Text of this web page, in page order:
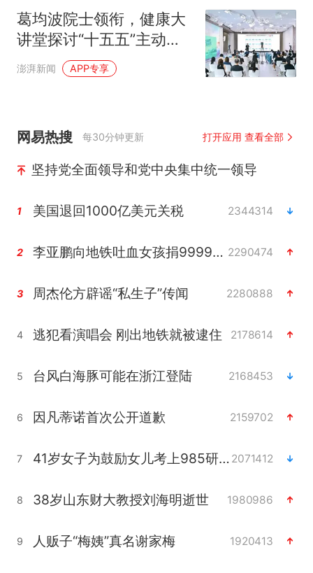
葛均波院士领衔，健康大
讲堂探讨“十五五”主动健
康新叙事
澎湃新闻 APP专享
网易热搜 每30分钟更新 打开应用 查看全部
坚持党全面领导和党中央集中统一领导
1 美国退回1000亿美元关税 2344314
2 李亚鹏向地铁吐血女孩捐99999元 2290474
3 周杰伦方辟谣“私生子”传闻 2280888
4 逃犯看演唱会 刚出地铁就被逮住 2178614
5 台风白海豚可能在浙江登陆 2168453
6 因凡蒂诺首次公开道歉 2159702
7 41岁女子为鼓励女儿考上985研究生 2071412
8 38岁山东财大教授刘海明逝世 1980986
9 人贩子“梅姨”真名谢家梅 1920413